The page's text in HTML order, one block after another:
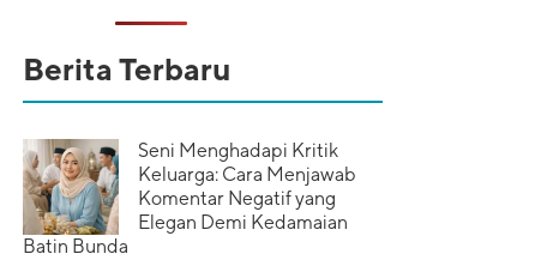
Berita Terbaru
Seni Menghadapi Kritik
Keluarga: Cara Menjawab
Komentar Negatif yang
Elegan Demi Kedamaian
Batin Bunda